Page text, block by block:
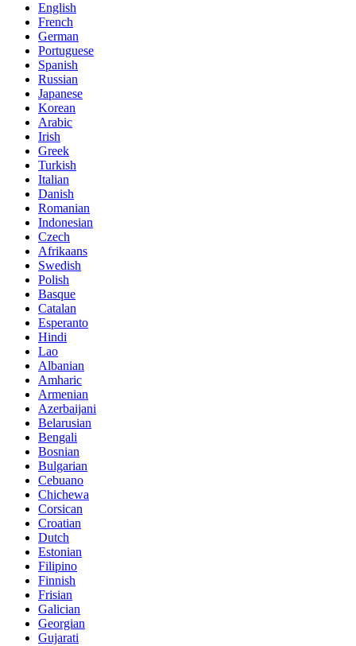
English
French
German
Portuguese
Spanish
Russian
Japanese
Korean
Arabic
Irish
Greek
Turkish
Italian
Danish
Romanian
Indonesian
Czech
Afrikaans
Swedish
Polish
Basque
Catalan
Esperanto
Hindi
Lao
Albanian
Amharic
Armenian
Azerbaijani
Belarusian
Bengali
Bosnian
Bulgarian
Cebuano
Chichewa
Corsican
Croatian
Dutch
Estonian
Filipino
Finnish
Frisian
Galician
Georgian
Gujarati